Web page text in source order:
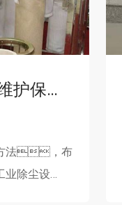
布袋秀色直播ios的维护保养方法
方法，布
业除尘设